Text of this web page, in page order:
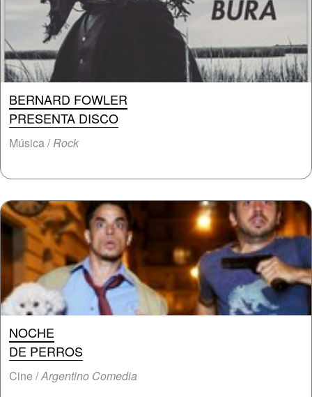
BERNARD FOWLER
PRESENTA DISCO
Música /Rock
NOCHE
DE PERROS
Cine /Argentino Comedia